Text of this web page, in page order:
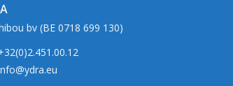
bv (BE 0718 699 130)